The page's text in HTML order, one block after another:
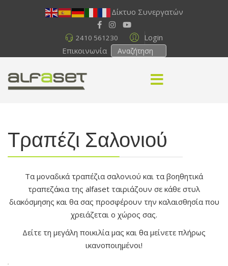
Δίκτυο Συνεργατών
Login
2410 561230
Επικοινωνία
Τραπέζι Σαλονιού
Τα μοναδικά τραπέζια σαλονιού και τα βοηθητικά
τραπεζάκια της alfaset ταιριάζουν σε κάθε στυλ
διακόσμησης και θα σας προσφέρουν την καλαισθησία που
χρειάζεται ο χώρος σας.
Δείτε τη μεγάλη ποικιλία μας και θα μείνετε πλήρως
ικανοποιημένοι!